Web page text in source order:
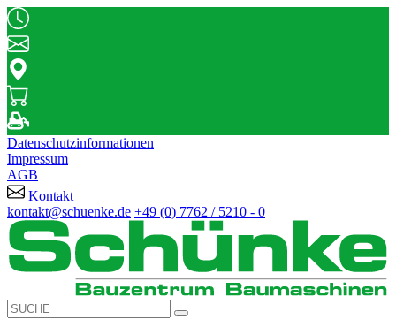
Datenschutzinformationen
Impressum
AGB
Kontakt
kontakt@schuenke.de +49 (0) 7762 / 5210 - 0